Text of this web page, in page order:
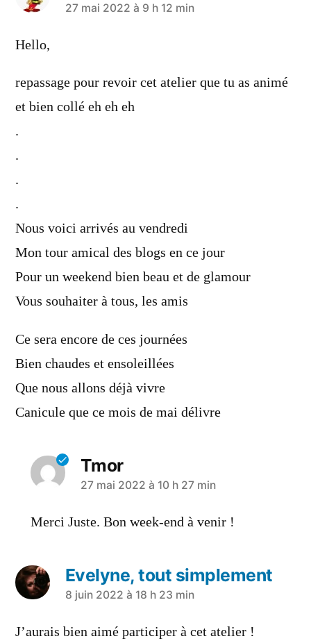
27 mai 2022 à 9 h 12 min
Hello,
repassage pour revoir cet atelier que tu as animé
et bien collé eh eh eh
.
.
.
.
Nous voici arrivés au vendredi
Mon tour amical des blogs en ce jour
Pour un weekend bien beau et de glamour
Vous souhaiter à tous, les amis
Ce sera encore de ces journées
Bien chaudes et ensoleillées
Que nous allons déjà vivre
Canicule que ce mois de mai délivre
Tmor
27 mai 2022 à 10 h 27 min
Merci Juste. Bon week-end à venir !
Evelyne, tout simplement
8 juin 2022 à 18 h 23 min
J’aurais bien aimé participer à cet atelier !